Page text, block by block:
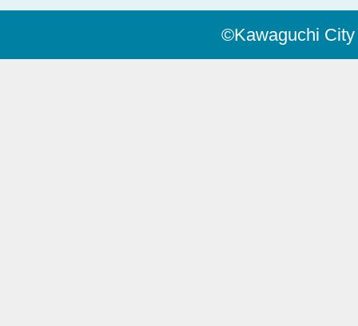
©Kawaguchi City